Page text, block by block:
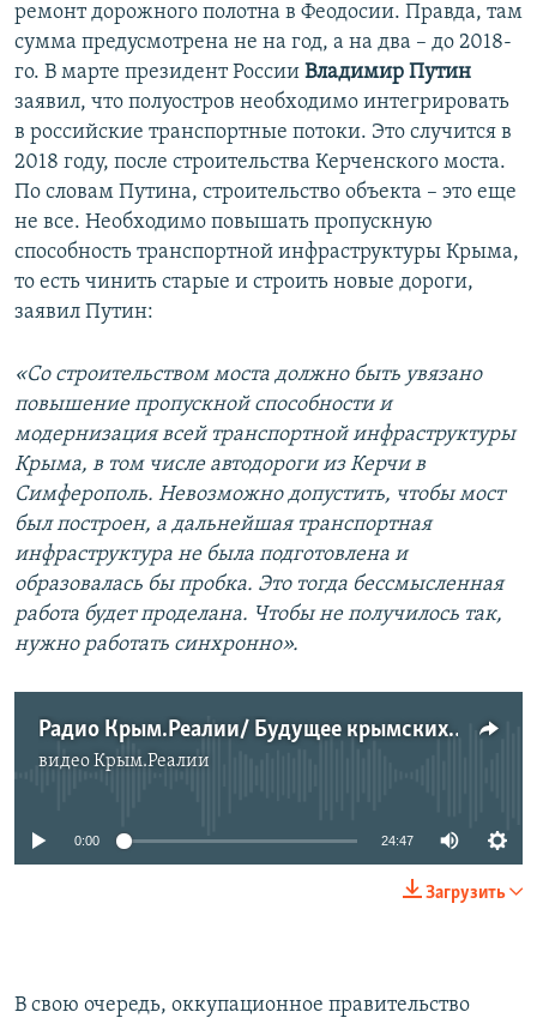
ремонт дорожного полотна в Феодосии. Правда, там
сумма предусмотрена не на год, а на два – до 2018-
го. В марте президент России Владимир Путин
заявил, что полуостров необходимо интегрировать
в российские транспортные потоки. Это случится в
2018 году, после строительства Керченского моста.
По словам Путина, строительство объекта – это еще
не все. Необходимо повышать пропускную
способность транспортной инфраструктуры Крыма,
то есть чинить старые и строить новые дороги,
заявил Путин:
«Со строительством моста должно быть увязано
повышение пропускной способности и
модернизация всей транспортной инфраструктуры
Крыма, в том числе автодороги из Керчи в
Симферополь. Невозможно допустить, чтобы мост
был построен, а дальнейшая транспортная
инфраструктура не была подготовлена и
образовалась бы пробка. Это тогда бессмысленная
работа будет проделана. Чтобы не получилось так,
нужно работать синхронно».
Радио Крым.Реалии/ Будущее крымских дорог
видеоКрым.Реалии
0:00 24:47
Загрузить
В свою очередь, оккупационное правительство